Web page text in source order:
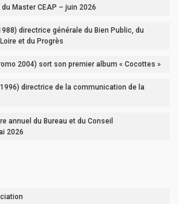
Master CEAP – juin 2026
directrice générale du Bien Public, du
et du Progrès
2004) sort son premier album « Cocottes »
directrice de la communication de la
annuel du Bureau et du Conseil
2026